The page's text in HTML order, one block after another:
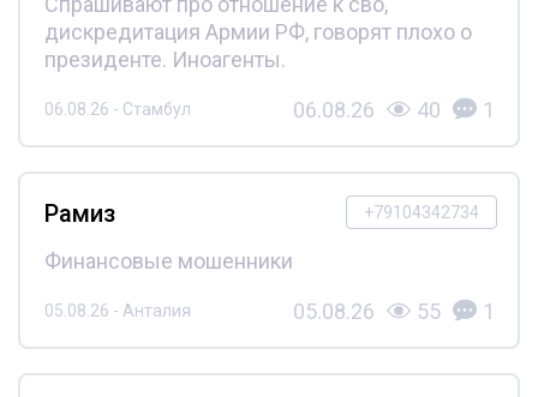
дискредитация Армии РФ, говорят плохо о
президенте. Иноагенты.
06.08.26 - Стамбул 06.08.26 40 1
+79104342734
Рамиз
Финансовые мошенники
05.08.26 - Анталия 05.08.26 55 1